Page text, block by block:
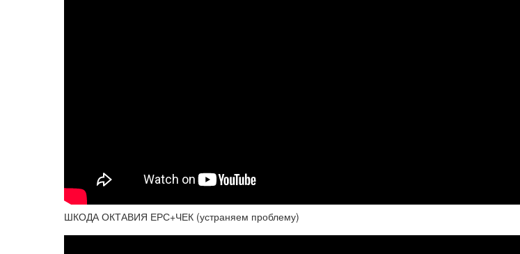
ШКОДА ОКТАВИЯ ЕРС+ЧЕК (устраняем проблему)